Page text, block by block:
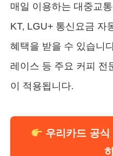
매일 이용하는 대중교
KT, LGU+ 통신요금 자
혜택을 받을 수 있습니
레이스 등 주요 커피 전
이 적용됩니다.
우리카드 공